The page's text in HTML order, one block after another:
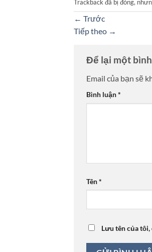
Trackback đã bị đóng,
← Trước
Tiếp theo →
Để lại một
Email của bạn sẽ
Bình luận*
Tên*
Lưu tên của